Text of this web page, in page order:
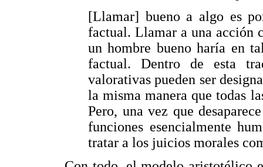
[Llamar] bueno a algo es
factual. Llamar a una acción
un hombre bueno haría en
factual. Dentro de esta
valorativas pueden ser
la misma manera que todas
Pero, una vez que
funciones esencialmente
tratar a los juicios morales